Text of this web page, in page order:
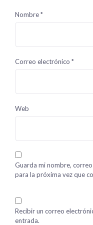
Nombre*
Correo electrónico *
Web
Guarda mi nombre,
para la próxima vez que
Recibir un correo
entrada.